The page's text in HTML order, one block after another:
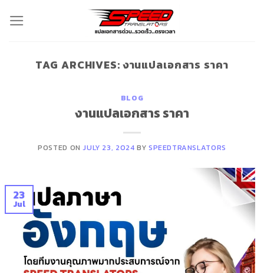
TAG ARCHIVES:งานแปลเอกสาร ราคา
BLOG
งานแปลเอกสาร ราคา
POSTED ONJULY 23, 2024 BY SPEEDTRANSLATORS
23
Jul